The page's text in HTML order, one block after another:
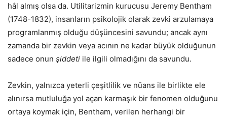
hâl almış olsa da. Utilitarizmin kurucusu Jeremy Bentham
(1748-1832), insanların psikolojik olarak zevki arzulamaya
programlanmış olduğu düşüncesini savundu; ancak aynı
zamanda bir zevkin veya acının ne kadar büyük olduğunun
sadece onun şiddeti ile ilgili olmadığını da savundu.
Zevkin, yalnızca yeterli çeşitlilik ve nüans ile birlikte ele
alınırsa mutluluğa yol açan karmaşık bir fenomen olduğunu
ortaya koymak için, Bentham, verilen herhangi bir